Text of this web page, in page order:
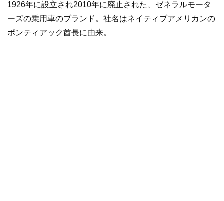
1926年に設立され2010年に廃止された、ゼネラルモータ
ーズの乗用車のブランド。社名はネイティブアメリカンの
ポンティアック酋長に由来。